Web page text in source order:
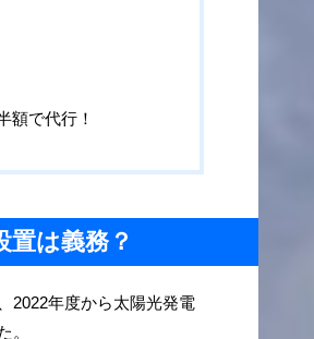
額で代行！
置は義務？
2022年度から太陽光発電
。